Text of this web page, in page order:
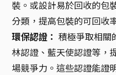
裝。或設計易於回收的包
分類，提高包裝的可回收
環保認證： 積極爭取相關
林認證、藍天使認證等，
場競爭力。這些認證能證